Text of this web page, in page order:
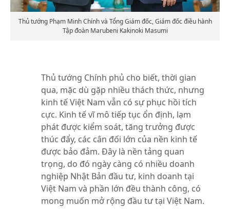
Thủ tướng Phạm Minh Chính và Tổng Giám đốc, Giám đốc điều hành
Tập đoàn Marubeni Kakinoki Masumi
Thủ tướng Chính phủ cho biết, thời gian
qua, mặc dù gặp nhiều thách thức, nhưng
kinh tế Việt Nam vẫn có sự phục hồi tích
cực. Kinh tế vĩ mô tiếp tục ổn định, lạm
phát được kiểm soát, tăng trưởng được
thúc đẩy, các cân đối lớn của nền kinh tế
được bảo đảm. Đây là nền tảng quan
trọng, do đó ngày càng có nhiều doanh
nghiệp Nhật Bản đầu tư, kinh doanh tại
Việt Nam và phần lớn đều thành công, có
mong muốn mở rộng đầu tư tại Việt Nam.